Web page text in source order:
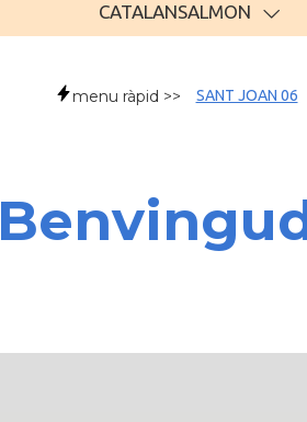
CATALANSALMON
menu ràpid >> SANT JOAN 06